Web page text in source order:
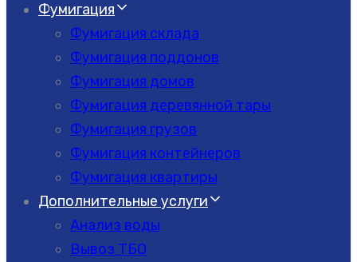
Фумигация
Фумигация склада
Фумигация поддонов
Фумигация домов
Фумигация деревянной тары
Фумигация грузов
Фумигация контейнеров
Фумигация квартиры
Дополнительные услуги
Анализ воды
Вывоз ТБО